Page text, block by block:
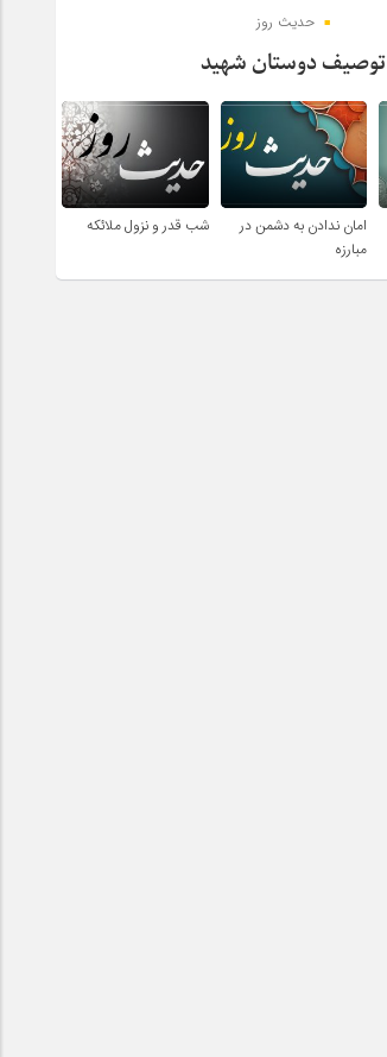
حدیث روز
توصیف دوستان شهید
امان ندادن به دشمن در
مبارزه
شب قدر و نزول ملائکه